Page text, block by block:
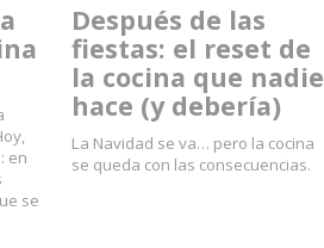
en
se
Después de las
fiestas: el reset de
la cocina que nadie
hace (y debería)
La Navidad se va… pero la cocina
se queda con las consecuencias.